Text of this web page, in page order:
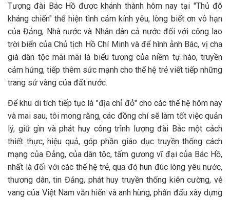
Tượng đài Bác Hồ được khánh thành hôm nay tại "Thủ đô
kháng chiến" thể hiện tình cảm kính yêu, lòng biết ơn vô hạn
của Đảng, Nhà nước và Nhân dân cả nước đối với công lao
trời biển của Chủ tịch Hồ Chí Minh và để hình ảnh Bác, vị cha
già dân tộc mãi mãi là biểu tượng của niềm tự hào, truyền
cảm hứng, tiếp thêm sức mạnh cho thế hệ trẻ viết tiếp những
trang sử vàng của đất nước.
Để khu di tích tiếp tục là "địa chỉ đỏ" cho các thế hệ hôm nay
và mai sau, tôi mong rằng, các đồng chí sẽ làm tốt việc quản
lý, giữ gìn và phát huy công trình lượng đài Bác một cách
thiết thực, hiệu quả, góp phần giáo dục truyền thống cách
mạng của Đảng, của dân tộc, tấm gương vĩ đại của Bác Hồ,
nhất là đối với các thế hệ trẻ, qua đó hun đúc lòng yêu nước,
thương dân, tin Đảng, phát huy truyền thống kiên cường, vẻ
vang của Việt Nam văn hiến và anh hùng, phấn đấu xây dựng